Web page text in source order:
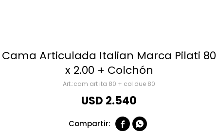
Cama Articulada Italian Marca Pilati 80
x 2.00 + Colchón
cam art ita 80 + col due 80
USD 2.540
 